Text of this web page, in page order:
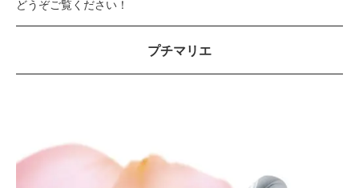
どうぞご覧ください！
プチマリエ